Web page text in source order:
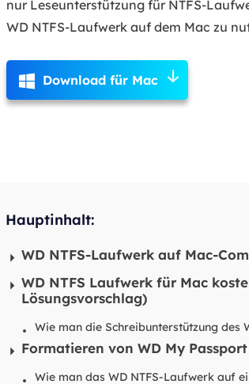
nur Leseunterstützung für NTFS-
WD NTFS-Laufwerk auf dem Mac zu
 Download für Mac
Hauptinhalt:
WD NTFS-Laufwerk auf Mac-
WD NTFS Laufwerk für Mac
Lösungsvorschlag)
Wie man die Schreibunterstützung des
Formatieren von WD My Passport
Wie man das WD NTFS-Laufwerk auf